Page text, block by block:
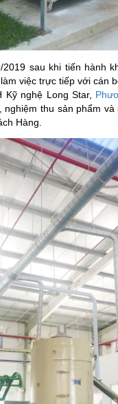
2019 sau khi tiến hành
việc trực tiếp với cán
Kỹ nghệ Long Star,
nghiệm thu sản phẩm
Hàng.